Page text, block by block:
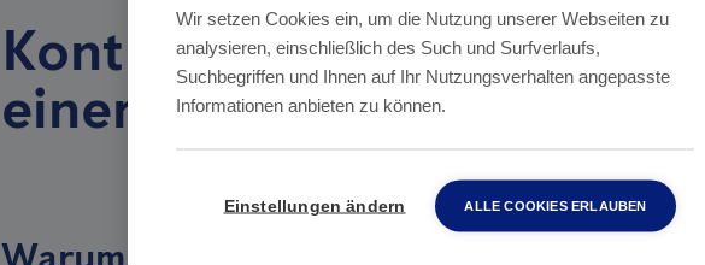
Kontrolle und Sicherheit -
einer Hand
Wir setzen Cookies ein, um die Nutzung unserer Webseiten zu
analysieren, einschließlich des Such und Surfverlaufs,
Suchbegriffen und Ihnen auf Ihr Nutzungsverhalten angepasste
Informationen anbieten zu können.
Einstellungen ändern ALLE COOKIES ERLAUBEN